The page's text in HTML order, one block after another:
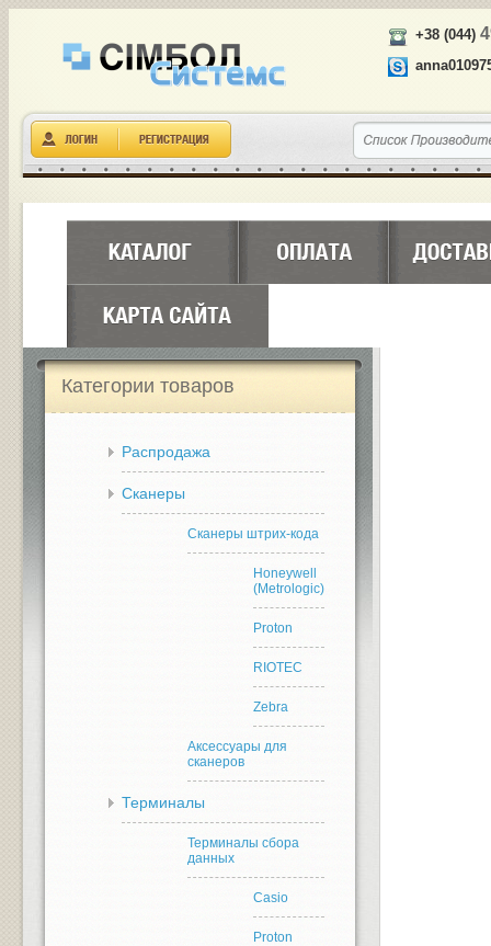
+38 (044)
Категории товаров
Распродажа
Сканеры
Сканеры штрих-кода
Honeywell
(Metrologic)
Proton
RIOTEC
Zebra
Аксессуары для
сканеров
Терминалы
Терминалы сбора
данных
Casio
Proton